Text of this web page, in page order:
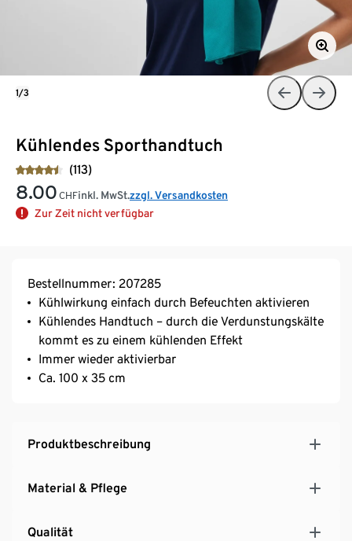
Kühlendes Sporthandtuch
(113)
8.00 CHFinkl. MwSt.zzgl. Versandkosten
Zur Zeit nicht verfügbar
1/3
Bestellnummer: 207285
Kühlwirkung einfach durch Befeuchten aktivieren
Kühlendes Handtuch – durch die Verdunstungskälte
kommt es zu einem kühlenden Effekt
Immer wieder aktivierbar
Ca. 100 x 35 cm
Produktbeschreibung
Material & Pflege
Qualität